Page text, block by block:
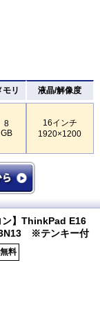
モリ 液晶/解像度
8
GB
16インチ
1920×1200
】ThinkPad E16
※テンキー付
料